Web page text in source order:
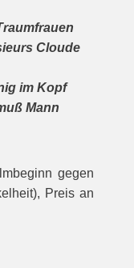
Cloude
im Kopf
Mann
gegen
Preis an